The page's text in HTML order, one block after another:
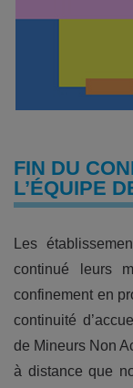
FIN DU
L’ÉQUIPE
Les
continué leurs
confinement en
continuité
de Mineurs Non
à distance que